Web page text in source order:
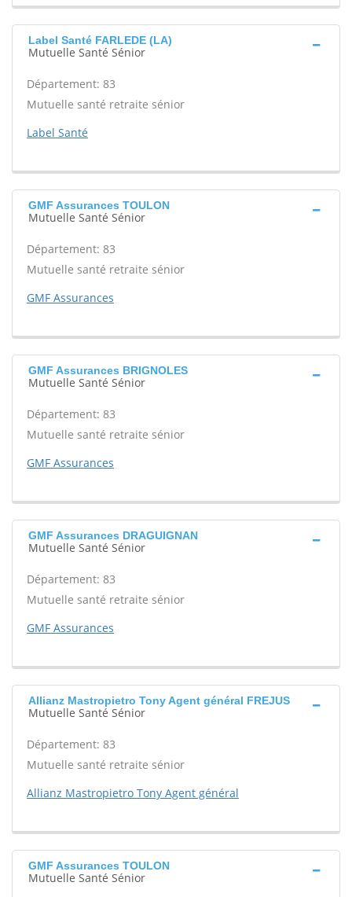
Label Santé FARLEDE (LA)
Mutuelle Santé Sénior
Département: 83
Mutuelle santé retraite sénior
Label Santé
GMF Assurances TOULON
Mutuelle Santé Sénior
Département: 83
Mutuelle santé retraite sénior
GMF Assurances
GMF Assurances BRIGNOLES
Mutuelle Santé Sénior
Département: 83
Mutuelle santé retraite sénior
GMF Assurances
GMF Assurances DRAGUIGNAN
Mutuelle Santé Sénior
Département: 83
Mutuelle santé retraite sénior
GMF Assurances
Allianz Mastropietro Tony Agent général FREJUS
Mutuelle Santé Sénior
Département: 83
Mutuelle santé retraite sénior
Allianz Mastropietro Tony Agent général
GMF Assurances TOULON
Mutuelle Santé Sénior